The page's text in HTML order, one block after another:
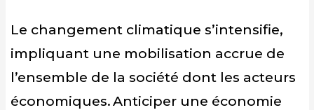
Le changement climatique s’intensifie,
impliquant une mobilisation accrue de
l’ensemble de la société dont les acteurs
économiques. Anticiper une économie